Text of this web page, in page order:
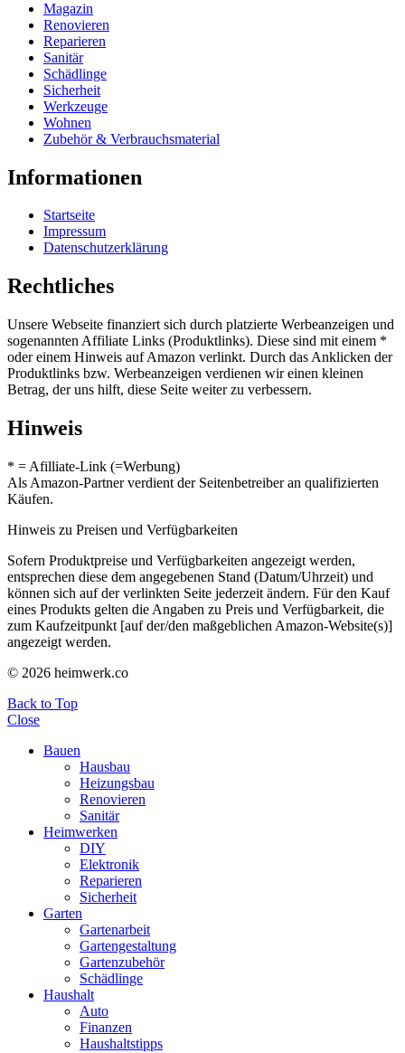
Magazin
Renovieren
Reparieren
Sanitär
Schädlinge
Sicherheit
Werkzeuge
Wohnen
Zubehör & Verbrauchsmaterial
Informationen
Startseite
Impressum
Datenschutzerklärung
Rechtliches
Unsere Webseite finanziert sich durch platzierte Werbeanzeigen und
sogenannten Affiliate Links (Produktlinks). Diese sind mit einem *
oder einem Hinweis auf Amazon verlinkt. Durch das Anklicken der
Produktlinks bzw. Werbeanzeigen verdienen wir einen kleinen
Betrag, der uns hilft, diese Seite weiter zu verbessern.
Hinweis
* = Afilliate-Link (=Werbung)
Als Amazon-Partner verdient der Seitenbetreiber an qualifizierten
Käufen.
Hinweis zu Preisen und Verfügbarkeiten
Sofern Produktpreise und Verfügbarkeiten angezeigt werden,
entsprechen diese dem angegebenen Stand (Datum/Uhrzeit) und
können sich auf der verlinkten Seite jederzeit ändern. Für den Kauf
eines Produkts gelten die Angaben zu Preis und Verfügbarkeit, die
zum Kaufzeitpunkt [auf der/den maßgeblichen Amazon-Website(s)]
angezeigt werden.
© 2026 heimwerk.co
Back to Top
Close
Bauen
Hausbau
Heizungsbau
Renovieren
Sanitär
Heimwerken
DIY
Elektronik
Reparieren
Sicherheit
Garten
Gartenarbeit
Gartengestaltung
Gartenzubehör
Schädlinge
Haushalt
Auto
Finanzen
Haushaltstipps